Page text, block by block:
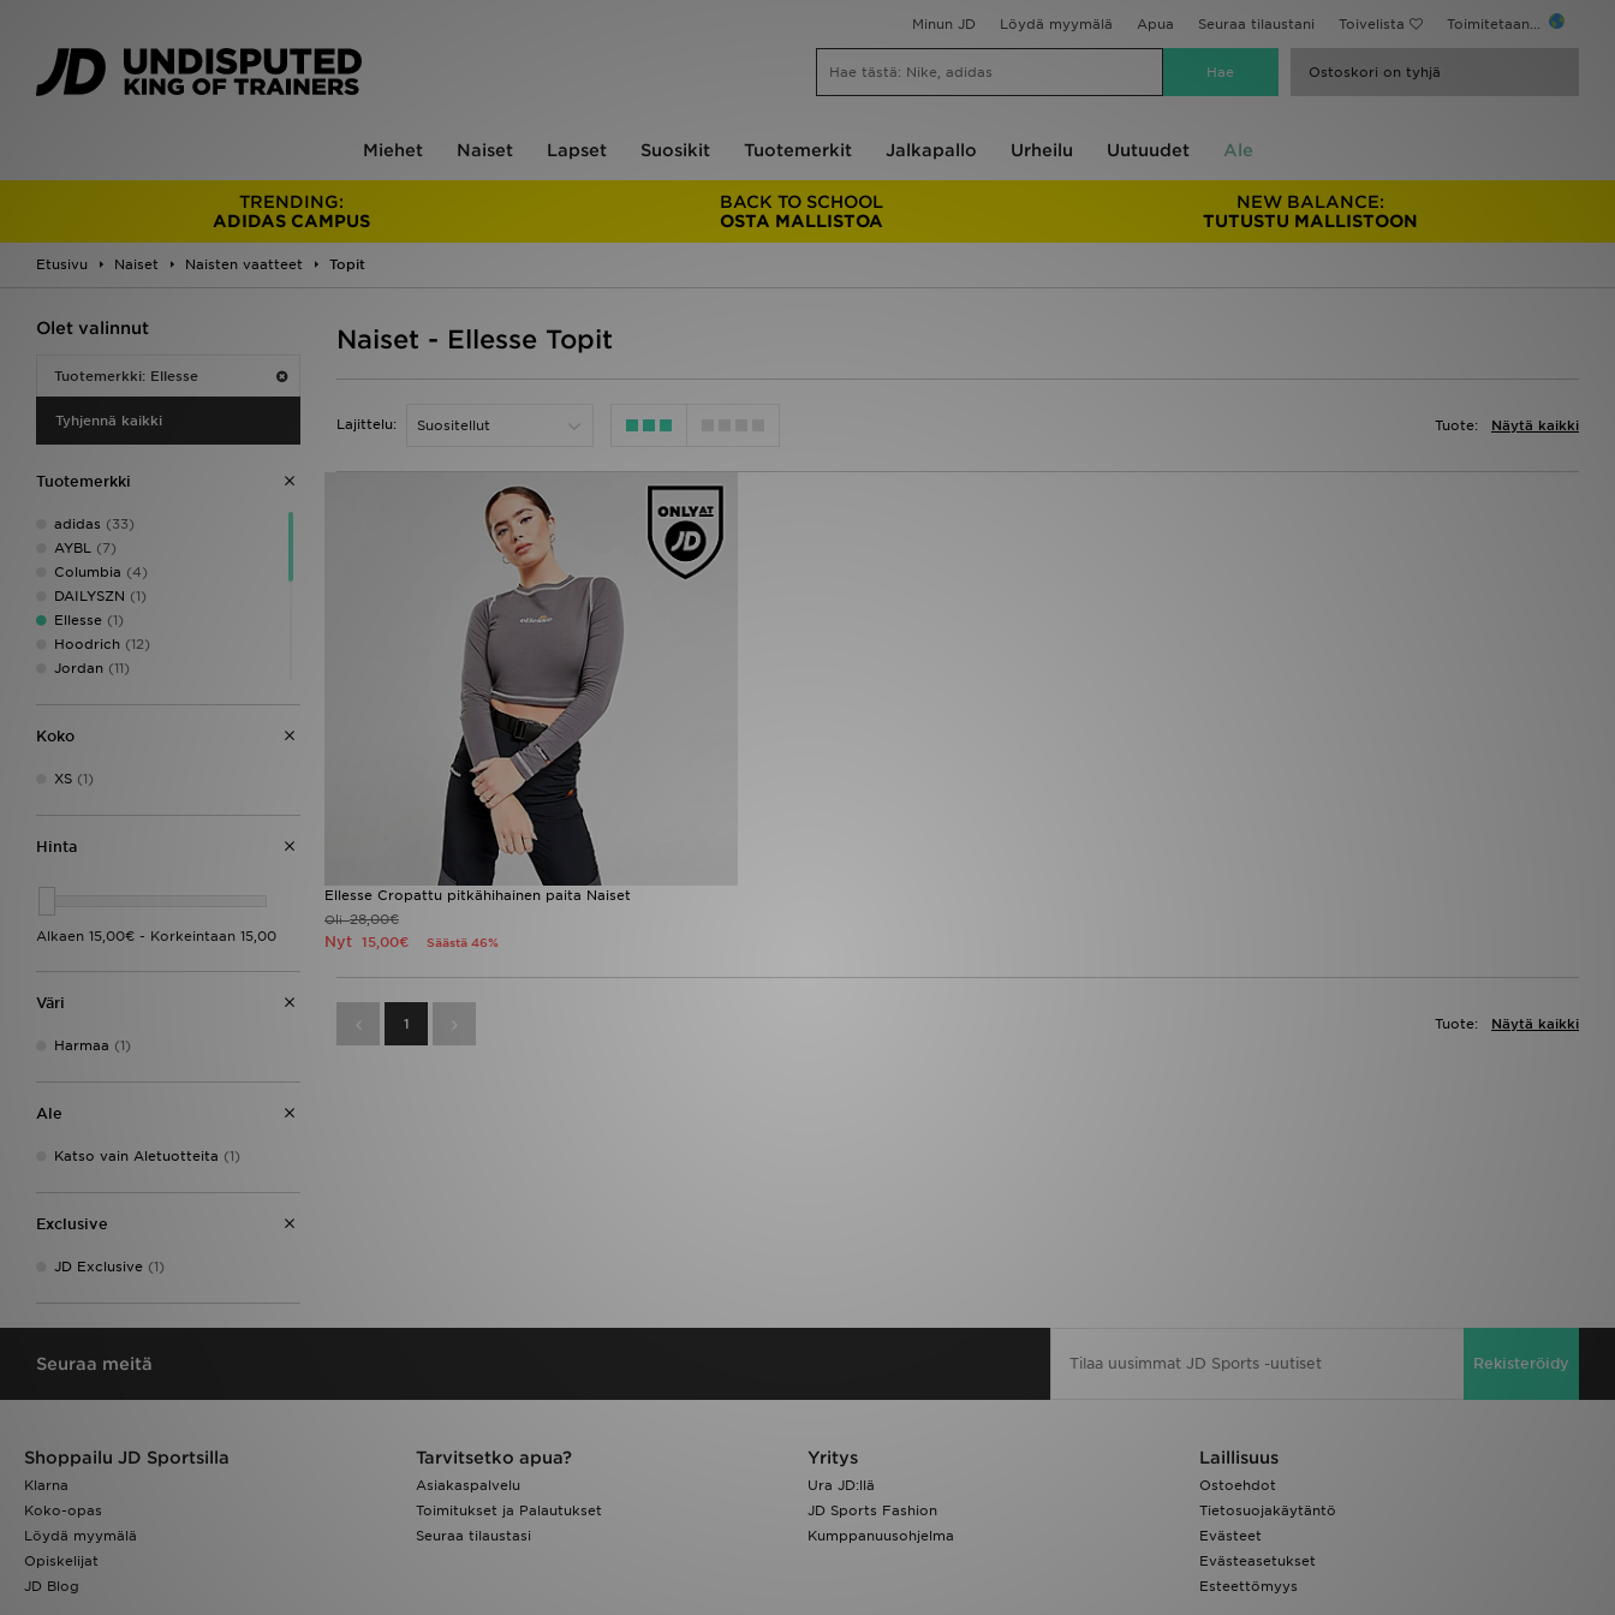
Minun JD Löydä myymälä Apua Seuraa tilaustani Toivelista Toimitetaan...
Ostoskori on tyhjä
Miehet Naiset Lapset Suosikit Tuotemerkit Jalkapallo Urheilu Uutuudet Ale
TRENDING:
ADIDAS CAMPUS
BACK TO SCHOOL
OSTA MALLISTOA
NEW BALANCE:
TUTUSTU MALLISTOON
Etusivu Naiset Naisten vaatteet Topit
Olet valinnut
Tuotemerkki: Ellesse
Tyhjennä kaikki
Tuotemerkki
adidas (33)
AYBL (7)
Columbia (4)
DAILYSZN (1)
Ellesse (1)
Hoodrich (12)
Jordan (11)
McKenzie
New Balance
Nike(19)
Unlike Humans
Koko
XS (1)
Hinta
Väri
Harmaa (1)
Ale
Katso vain Aletuotteita (1)
Exclusive
JD Exclusive (1)
Naiset - Ellesse Topit
Lajittelu: Näytä kaikki
Tuote:
Ellesse Cropattu pitkähihainen paita Naiset
Oli28,00€
Nyt 15,00€ Säästä 46%
1 Näytä kaikki
Tuote:
Seuraa meitä Rekisteröidy
Shoppailu JD Sportsilla
Klarna
Koko-opas
Löydä myymälä
Opiskelijat
JD Blog
Tarvitsetko apua?
Asiakaspalvelu
Toimitukset ja Palautukset
Seuraa tilaustasi
Yritys
Ura JD:llä
JD Sports Fashion
Kumppanuusohjelma
Laillisuus
Ostoehdot
Tietosuojakäytäntö
Evästeet
Evästeasetukset
Esteettömyys